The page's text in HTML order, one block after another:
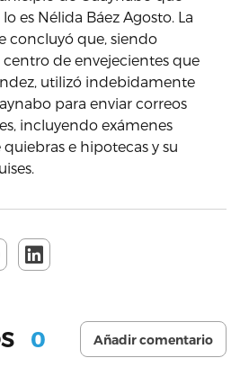
es Nélida Báez Agosto. La
concluyó que, siendo
de envejecientes que
utilizó indebidamente
para enviar correos
incluyendo exámenes
e hipotecas y su
0 Añadir comentario